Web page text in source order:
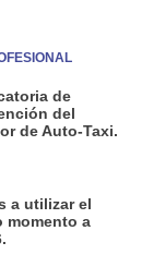
de
del
de Auto-Taxi.
a utilizar el
momento a